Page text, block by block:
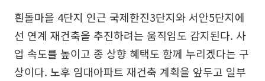
흰돌마을 4단지 인근 국제한진3단지와 서안5단지에
선 연계 재건축을 추진하려는 움직임도 감지된다. 사
업 속도를 높이고 종 상향 혜택도 함께 누리겠다는 구
상이다. 노후 임대아파트 재건축 계획을 앞두고 일부